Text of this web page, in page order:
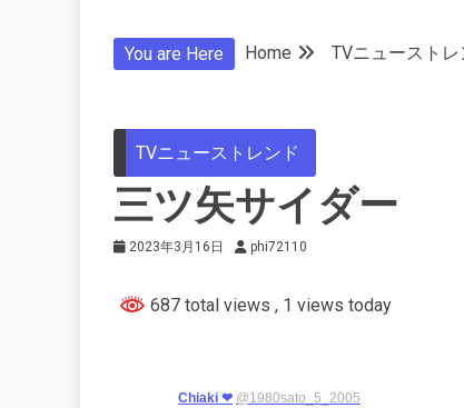
You are Here Home TVニューストレ
TVニューストレンド
三ツ矢サイダー
2023年3月16日 phi72110
687 total views , 1 views today
Chiaki ❤︎ @1980sato_5_2005